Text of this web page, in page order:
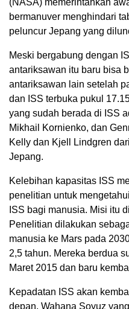
(NASA) memerintahkan
bermanuver menghindari
peluncur Jepang yang
Meski bergabung dengan
antariksawan itu baru bisa
antariksawan lain setelah
dan ISS terbuka pukul
yang sudah berada di ISS
Mikhail Kornienko, dan
Kelly dan Kjell Lindgren
Jepang.
Kelebihan kapasitas ISS
penelitian untuk
ISS bagi manusia. Misi itu
Penelitian dilakukan
manusia ke Mars pada
2,5 tahun. Mereka berdua
Maret 2015 dan baru
Kepadatan ISS akan
depan. Wahana Soyuz